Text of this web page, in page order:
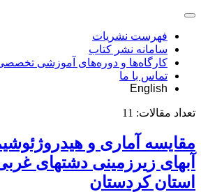
فهرست نشریات
سامانه نشر کتاب
کارگاه‌ها و دوره‌های آموزشی
تماس با ما
English
تعداد مقالات: 11
مقایسه آماری و
آبهای زیرزمینی دشتهای
استان کردستان